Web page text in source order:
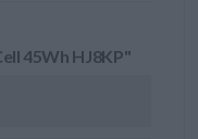
45Wh HJ8KP"